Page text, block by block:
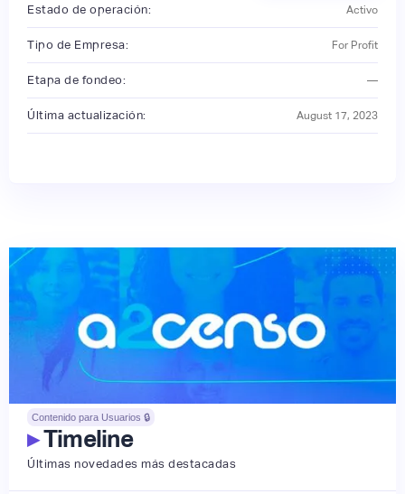
Estado de operación: Activo
Tipo de Empresa: For Profit
Etapa de fondeo: —
Última actualización: August 17, 2023
Contenido para Usuarios 🔒
▸Timeline
Últimas novedades más destacadas